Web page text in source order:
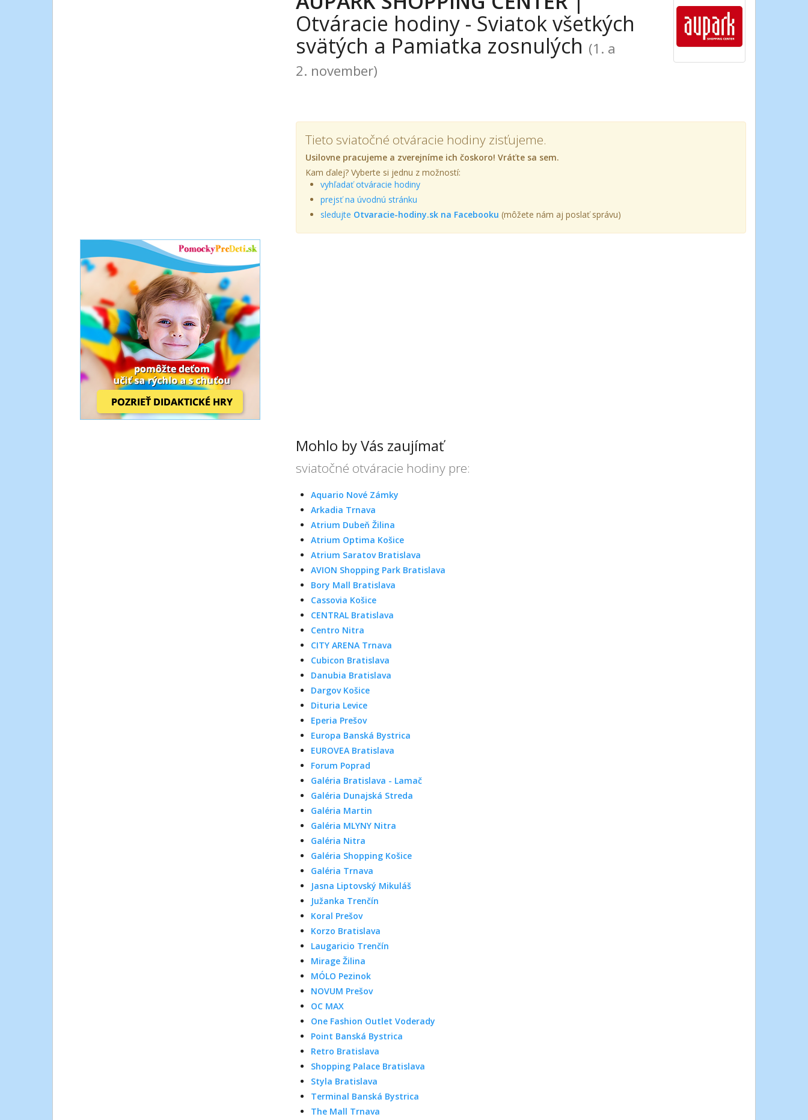
Otváracie hodiny - Sviatok všetkých
svätých a Pamiatka zosnulých (1. a
2. november)
Tieto sviatočné otváracie hodiny zisťujeme.
Usilovne pracujeme a zverejníme ich čoskoro! Vráťte sa sem.
Kam ďalej? Vyberte si jednu z možností:
vyhľadať otváracie hodiny
prejsť na úvodnú stránku
sledujte Otvaracie-hodiny.sk na Facebooku (môžete nám aj poslať správu)
Mohlo by Vás zaujímať
sviatočné otváracie hodiny pre:
Aquario Nové Zámky
Arkadia Trnava
Atrium Dubeň Žilina
Atrium Optima Košice
Atrium Saratov Bratislava
AVION Shopping Park Bratislava
Bory Mall Bratislava
Cassovia Košice
CENTRAL Bratislava
Centro Nitra
CITY ARENA Trnava
Cubicon Bratislava
Danubia Bratislava
Dargov Košice
Dituria Levice
Eperia Prešov
Europa Banská Bystrica
EUROVEA Bratislava
Forum Poprad
Galéria Bratislava - Lamač
Galéria Dunajská Streda
Galéria Martin
Galéria MLYNY Nitra
Galéria Nitra
Galéria Shopping Košice
Galéria Trnava
Jasna Liptovský Mikuláš
Južanka Trenčín
Koral Prešov
Korzo Bratislava
Laugaricio Trenčín
Mirage Žilina
MÓLO Pezinok
NOVUM Prešov
OC MAX
One Fashion Outlet Voderady
Point Banská Bystrica
Retro Bratislava
Shopping Palace Bratislava
Styla Bratislava
Terminal Banská Bystrica
The Mall Trnava